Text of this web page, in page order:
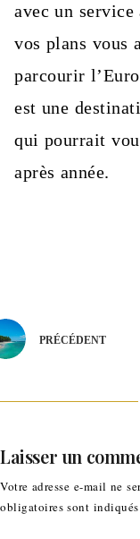
avec un
vos plans vous
parcourir
est une
qui pourrait
après année.
PRÉCÉDENT
Laisser un
Votre adresse e-mail ne
obligatoires sont indiqués